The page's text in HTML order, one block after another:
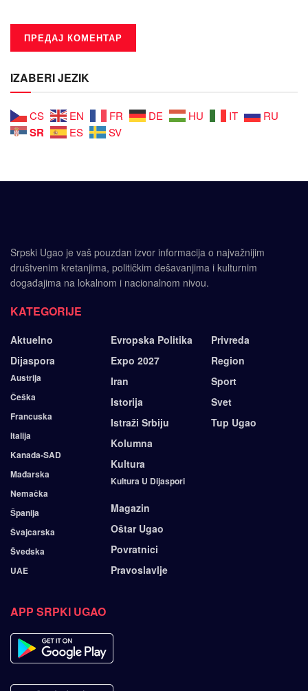
IZABERI JEZIK
CS EN FR DE HU IT RU
SR ES SV
Srpski Ugao je vaš pouzdan izvor informacija o najvažnijim
društvenim kretanjima, političkim dešavanjima i kulturnim
događajima na lokalnom i nacionalnom nivou.
KATEGORIJE
Aktuelno
Dijaspora
Austrija
Češka
Francuska
Italija
Kanada-SAD
Mađarska
Nemačka
Španija
Švajcarska
Švedska
UAE
Evropska Politika
Expo 2027
Iran
Istorija
Istraži Srbiju
Kolumna
Kultura
Kultura U Dijaspori
Magazin
Oštar Ugao
Povratnici
Pravoslavlje
Privreda
Region
Sport
Svet
Tup Ugao
APP SRPKI UGAO